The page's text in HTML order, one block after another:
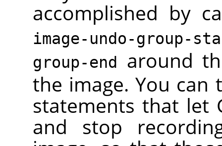
accomplished by
image-undo-group-
group-end
around
the image. You
statements that let
and stop